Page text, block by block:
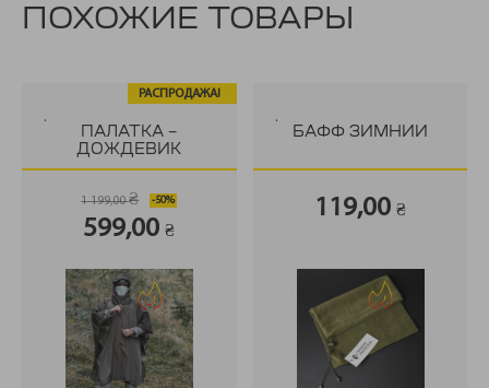
ПОХОЖИЕ ТОВАРЫ
РАСПРОДАЖА!
.
ПАЛАТКА –
ДОЖДЕВИК
1 199,00₴
Первоначальная
цена
199,00 ₴.
599,00₴цена:
.
БАФФ ЗИМНИЙ
119,00 ₴